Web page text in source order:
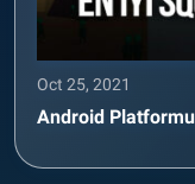
Oct 25, 2021
Android